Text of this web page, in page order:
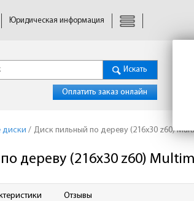
Юридическая информация
Искать
Оплатить заказ онлайн
диски / Диск пильный по дереву (216x30 z60)
дереву (216x30 z60)
Отзывы